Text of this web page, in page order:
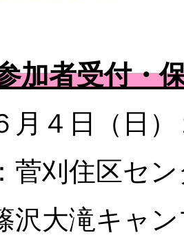
加者受付・
４日（日）
刈住区セ
滝キャン